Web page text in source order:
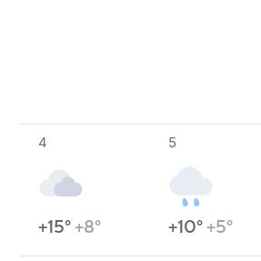
4
+15°+8°
5
+10°+5°